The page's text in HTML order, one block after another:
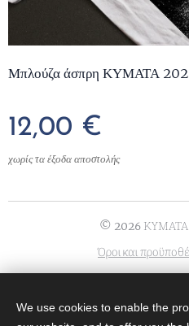
Μπλούζα άσπρη ΚΥΜΑΤΑ
12,00 €
χωρίς τα έξοδα αποστολής
© 2026
Όροι και
Ελληνικά
We use cookies to enable the